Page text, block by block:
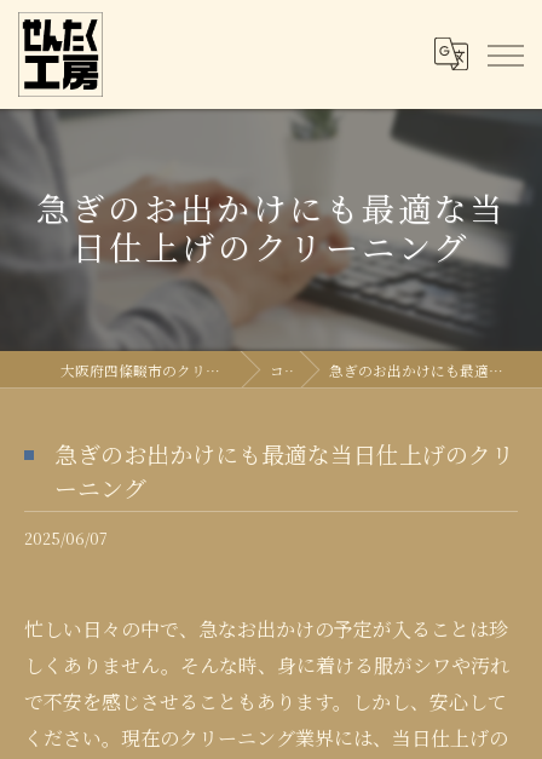
急ぎのお出かけにも最適な当
日仕上げのクリーニング
大阪府四條畷市のクリーニングならせんたく工房 コラム 急ぎのお出かけにも最適な当日仕上げのクリーニング
急ぎのお出かけにも最適な当日仕上げのクリ
ーニング
2025/06/07
忙しい日々の中で、急なお出かけの予定が入ることは珍
しくありません。そんな時、身に着ける服がシワや汚れ
で不安を感じさせることもあります。しかし、安心して
ください。現在のクリーニング業界には、当日仕上げの